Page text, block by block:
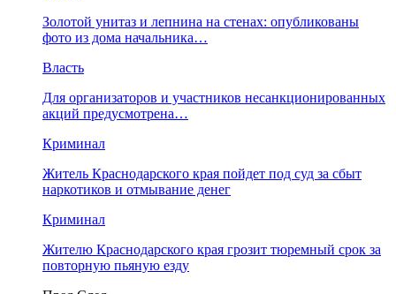
​Золотой унитаз и лепнина на стенах: опубликованы
фото из дома начальника…
Власть
Для организаторов и участников несанкционированных
акций предусмотрена…
Криминал
Житель Краснодарского края пойдет под суд за сбыт
наркотиков и отмывание денег
Криминал
Жителю Краснодарского края грозит тюремный срок за
повторную пьяную езду